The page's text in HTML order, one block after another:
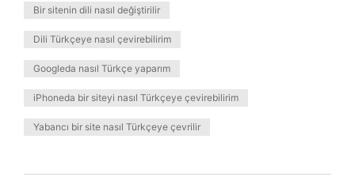
Bir sitenin dili nasıl değiştirilir
Dili Türkçeye nasıl çevirebilirim
Googleda nasıl Türkçe yaparım
iPhoneda bir siteyi nasıl Türkçeye çevirebilirim
Yabancı bir site nasıl Türkçeye çevrilir